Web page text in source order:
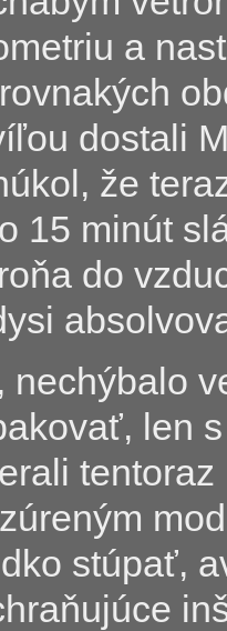
a
dostali
že
15 minút
do
nechýbalo
len
stúpať,